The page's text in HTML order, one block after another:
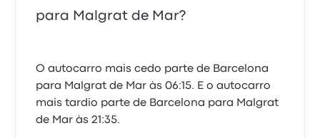
para Malgrat de Mar?
O autocarro mais cedo parte de Barcelona
para Malgrat de Mar às 06:15. E o autocarro
mais tardio parte de Barcelona para Malgrat
de Mar às 21:35.